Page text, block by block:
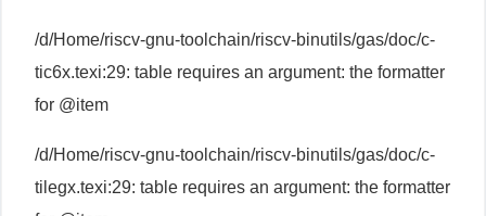
/d/Home/riscv-gnu-toolchain/riscv-binutils/gas/doc/c-
tic6x.texi:29: table requires an argument: the formatter
for @item
/d/Home/riscv-gnu-toolchain/riscv-binutils/gas/doc/c-
tilegx.texi:29: table requires an argument: the formatter